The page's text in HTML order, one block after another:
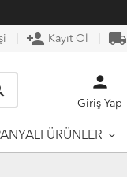
person_add Kayıt Ol local_shipping
person
Giriş Yap
ÜRÜNLER